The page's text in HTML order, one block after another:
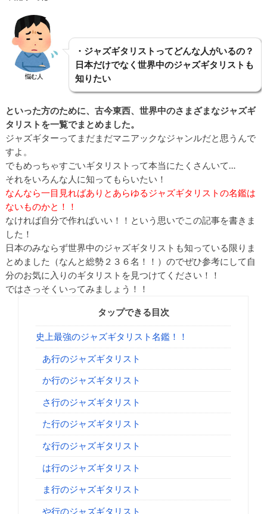
悩む人
・ジャズギタリストってどんな人がいるの？
日本だけでなく世界中のジャズギタリストも
知りたい
といった方のために、古今東西、世界中のさまざまなジャズギ
タリストを一覧でまとめました。
ジャズギターってまだまだマニアックなジャンルだと思うんで
すよ。
でもめっちゃすごいギタリストって本当にたくさんいて…
それをいろんな人に知ってもらいたい！
なんなら一目見ればありとあらゆるジャズギタリストの名鑑は
ないものかと！！
なければ自分で作ればいい！！という思いでこの記事を書きま
した！
日本のみならず世界中のジャズギタリストも知っている限りま
とめました（なんと総勢２３６名！！）のでぜひ参考にして自
分のお気に入りのギタリストを見つけてください！！
ではさっそくいってみましょう！！
タップできる目次
史上最強のジャズギタリスト名鑑！！
あ行のジャズギタリスト
か行のジャズギタリスト
さ行のジャズギタリスト
た行のジャズギタリスト
な行のジャズギタリスト
は行のジャズギタリスト
ま行のジャズギタリスト
や行のジャズギタリスト